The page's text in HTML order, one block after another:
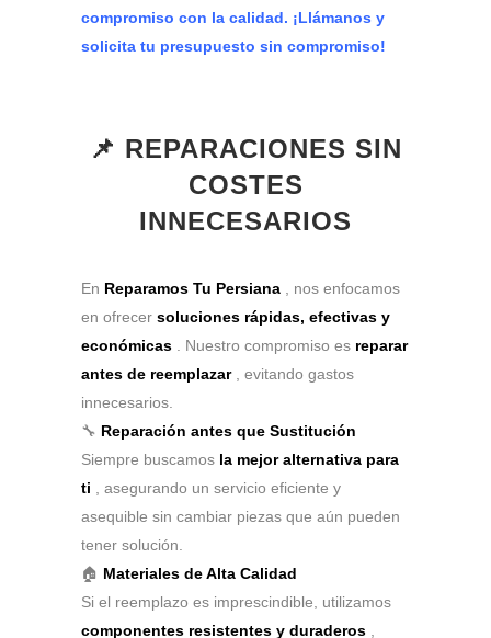
compromiso con la calidad. ¡Llámanos y
solicita tu presupuesto sin compromiso!
📌 REPARACIONES SIN
COSTES
INNECESARIOS
En Reparamos Tu Persiana , nos enfocamos
en ofrecer soluciones rápidas, efectivas y
económicas . Nuestro compromiso es reparar
antes de reemplazar, evitando gastos
innecesarios.
🔧 Reparación antes que Sustitución
Siempre buscamos la mejor alternativa para
ti , asegurando un servicio eficiente y
asequible sin cambiar piezas que aún pueden
tener solución.
🏠 Materiales de Alta Calidad
Si el reemplazo es imprescindible, utilizamos
componentes resistentes y duraderos ,